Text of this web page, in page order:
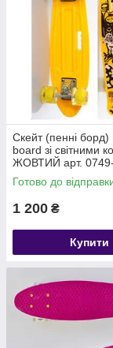
Скейт (пенні борд)
board зі світними
ЖОВТИЙ арт.
Готово до
1 200 ₴
Купити